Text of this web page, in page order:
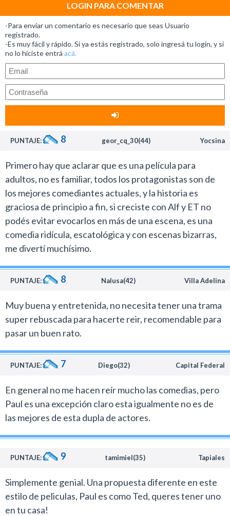
EnShawn of the Deadeste equipo de artistas brindó
una desopilante sátira de las películas de zombies que
con el tiempo se terminó por convertir en un reciente
fenómeno de culto.
Luego levantaron la apuesta con
parodiaron el subgénero de las buddies movies, donde
se destacaron clásicos como Arma Mortal, 48 Horas y
videos clubes, es una de las mejores películas de acción
Las constantes referencias a la cultura popular,
clásicos del cine y esa increíble química tan especial
que tienen Pegg y Frost generan una experiencia
especial en el cine que hasta ahora no defraudó en
ningún trabajo que presentaron.
Paul es un proyecto especial porque si bien fue escrito
por los dos actores, en este caso la dirección corrió por
cuenta de Greg Mottola, un realizador que en los
últimos años se destacó con filmes como Super Cool y
Development.
En algún punto la fusión de la dupla Pegg- Frost con
Mottola era inevitable ya que los trabajos de ellos se
destacan por generar una complicidad especial con el
espectador a través de las referencias que hacen a la
Con Paul, los artistas presentaron un cuento
desopilante sobre un bizarro extraterrestre (quien
tranquilamente podría haber sido un pariente de Alf),
que desea recuperar su libertad y se encuentra en su
Las referencias al género en el cine y la literatura son
mirada ácida al fundamentalismo religioso que es un
tema que trata el film con mucho humor.
LOGIN PARA COMENTAR
-Para enviar un comentario es necesario que seas Usuario
registrado.
-Es muy fácil y rápido. Si ya estás registrado, solo ingresá tu login, y si
no lo hiciste entrá acá.
PUNTAJE: 8 geor_cq_30(44) Yocsina
Primero hay que aclarar que es una película para
adultos, no es familiar, todos los protagonistas son de
los mejores comediantes actuales, y la historia es
graciosa de principio a fin, si creciste con Alf y ET no
podés evitar evocarlos en más de una escena, es una
comedia ridícula, escatológica y con escenas bizarras,
me divertí muchísimo.
PUNTAJE: 8 Nalusa(42) Villa Adelina
Muy buena y entretenida, no necesita tener una trama
super rebuscada para hacerte reir, recomendable para
pasar un buen rato.
PUNTAJE: 7 Diego(32) Capital Federal
En general no me hacen reír mucho las comedias, pero
Paul es una excepción claro esta igualmente no es de
las mejores de esta dupla de actores.
PUNTAJE: 9 tamimiel(35) Tapiales
Simplemente genial. Una propuesta diferente en este
estilo de peliculas, Paul es como Ted, queres tener uno
en tu casa!